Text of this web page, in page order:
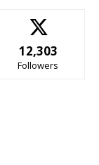
12,303
Followers